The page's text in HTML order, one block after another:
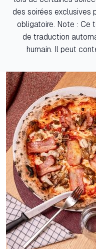
des soirées exclusives
obligatoire. Note : Ce
de traduction
humain. Il peut